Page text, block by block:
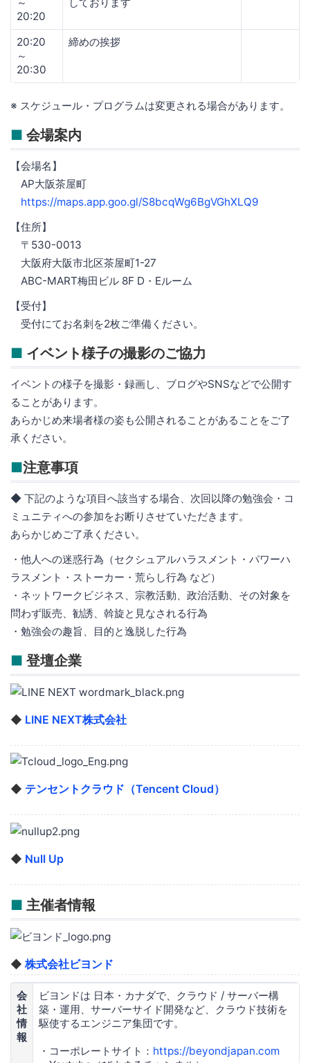
20:20
20:20
～
20:30
締めの挨拶
※ スケジュール・プログラムは変更される場合があります。
■ 会場案内
【会場名】
AP大阪茶屋町
https://maps.app.goo.gl/S8bcqWg6BgVGhXLQ9
【住所】
〒530-0013
大阪府大阪市北区茶屋町1-27
ABC-MART梅田ビル 8F D・Eルーム
【受付】
受付にてお名刺を2枚ご準備ください。
■ イベント様子の撮影のご協力
イベントの様子を撮影・録画し、ブログやSNSなどで公開す
ることがあります。
あらかじめ来場者様の姿も公開されることがあることをご了
承ください。
■注意事項
◆ 下記のような項目へ該当する場合、次回以降の勉強会・コ
ミュニティへの参加をお断りさせていただきます。
あらかじめご了承ください。
・他人への迷惑行為（セクシュアルハラスメント・パワーハ
ラスメント・ストーカー・荒らし行為 など）
・ネットワークビジネス、宗教活動、政治活動、その対象を
問わず販売、勧誘、斡旋と見なされる行為
・勉強会の趣旨、目的と逸脱した行為
■ 登壇企業
◆ LINE NEXT株式会社
◆ テンセントクラウド（Tencent Cloud）
◆ Null Up
■ 主催者情報
◆ 株式会社ビヨンド
会
社
情
報
ビヨンドは 日本・カナダで、クラウド / サーバー構
築・運用、サーバーサイド開発など、クラウド技術を
駆使するエンジニア集団です。
・コーポレートサイト： https://beyondjapan.com